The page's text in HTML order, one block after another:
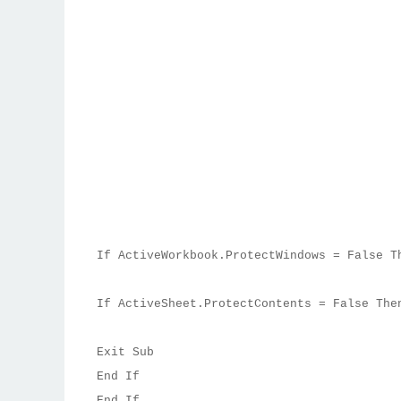
If ActiveWorkbook.ProtectWindows = False
If ActiveSheet.ProtectContents = False
Exit Sub
End If